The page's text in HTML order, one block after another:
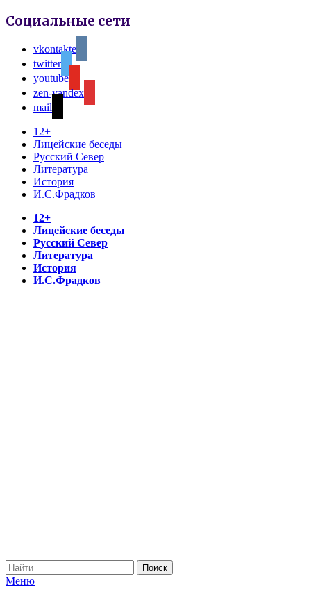
Социальные сети
vkontakte
twitter
youtube
zen-yandex
mail
12+
Лицейские беседы
Русский Север
Литература
История
И.С.Фрадков
12+
Лицейские беседы
Русский Север
Литература
История
И.С.Фрадков
Меню